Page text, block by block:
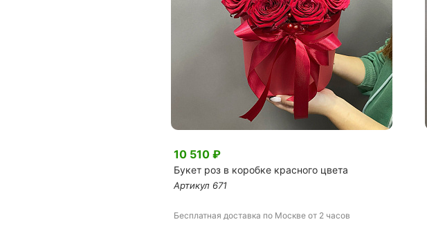
10 510 ₽
Букет роз в коробке красного цвета
Артикул 671
Бесплатная доставка по Москве от 2 часов